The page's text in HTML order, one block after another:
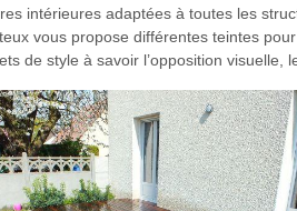
intérieures adaptées à toutes les
vous propose différentes teintes
de style à savoir l’opposition visuelle,